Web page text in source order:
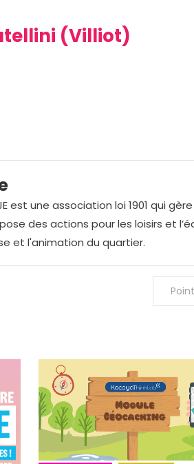
(Villiot)
est une association loi 1901 qui
des actions pour les loisirs et
et l'animation du quartier.